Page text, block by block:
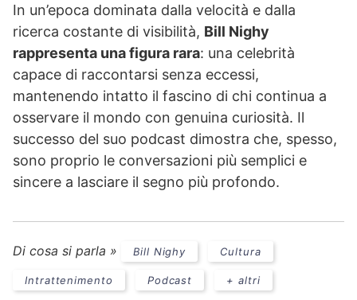
In un’epoca dominata dalla velocità e dalla
ricerca costante di visibilità, Bill Nighy
rappresenta una figura rara: una celebrità
capace di raccontarsi senza eccessi,
mantenendo intatto il fascino di chi continua a
osservare il mondo con genuina curiosità. Il
successo del suo podcast dimostra che, spesso,
sono proprio le conversazioni più semplici e
sincere a lasciare il segno più profondo.
Di cosa si parla » Bill Nighy Cultura
Intrattenimento Podcast + altri